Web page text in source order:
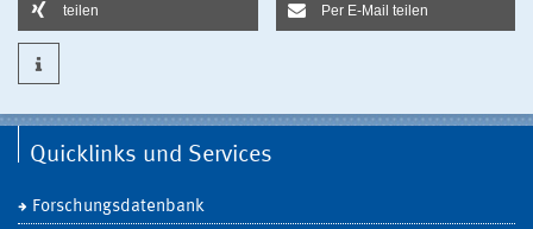
teilen Per E-Mail teilen
Quicklinks und Services
Forschungsdatenbank